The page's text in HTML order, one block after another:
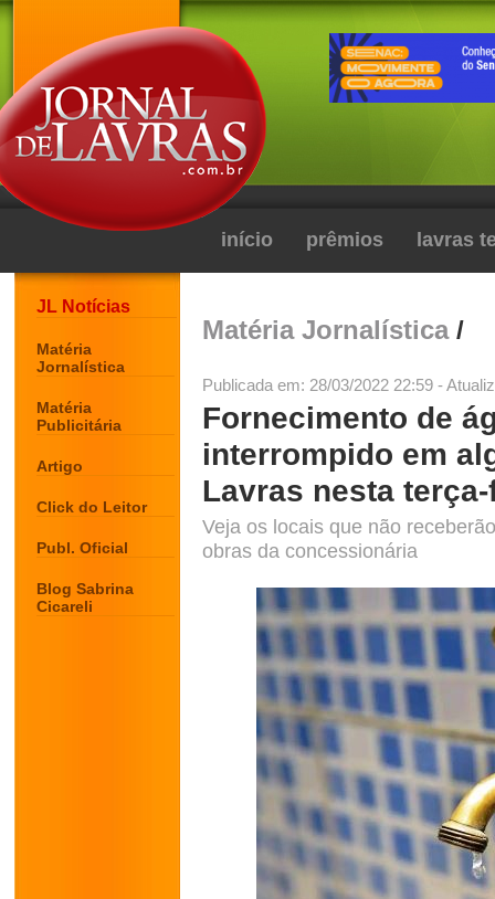
início prêmios lavras
JL Notícias
Matéria
Jornalística
Matéria
Publicitária
Artigo
Click do Leitor
Publ. Oficial
Blog Sabrina
Cicareli
Matéria Jornalística/
Publicada em: 28/03/2022 22:59 -
Fornecimento de
interrompido em
Lavras nesta
Veja os locais que não
obras da concessionária